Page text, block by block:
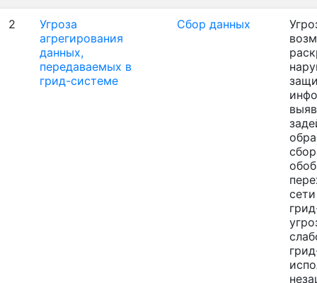
2
Угроза
агрегирования
данных,
передаваемых в
грид-системе
Сбор данных